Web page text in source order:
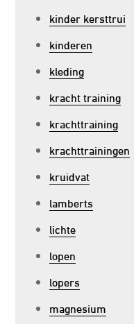
kinder kersttrui
kinderen
kleding
kracht training
krachttraining
krachttrainingen
kruidvat
lamberts
lichte
lopen
lopers
magnesium